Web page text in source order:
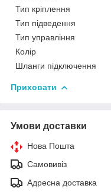
Тип кріплення
Тип підведення
Тип управління
Колір
Шланги підключення
Приховати
Умови доставки
Нова Пошта
Самовивіз
Адресна доставка